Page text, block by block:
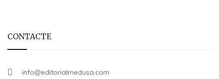
CONTACTE
info@editorialmedusa.com